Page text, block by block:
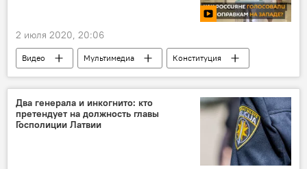
2 июля 2020, 20:06
Видео Мультимедиа
Конституция
Россия
Два генерала и инкогнито: кто
претендует на должность главы
Госполиции Латвии